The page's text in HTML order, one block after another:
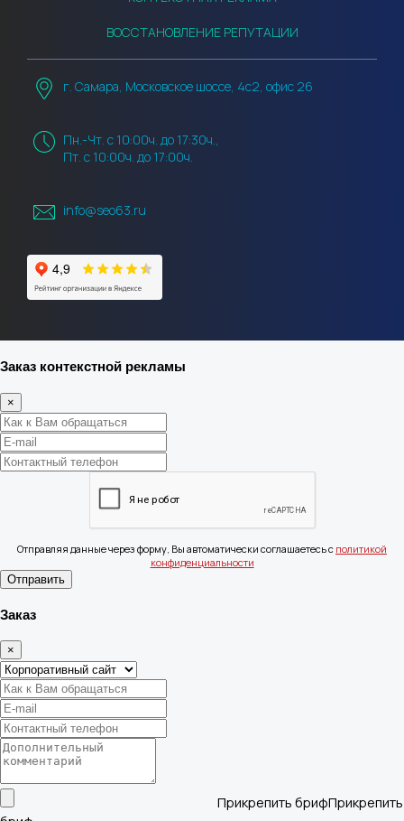
ВОССТАНОВЛЕНИЕ РЕПУТАЦИИ
г. Самара, Московское шоссе, 4с2, офис 26
Пн.-Чт. с 10:00ч. до 17:30ч.,
Пт. с 10:00ч. до 17:00ч.
info@seo63.ru
Заказ контекстной рекламы
×
Отправляя данные через форму, Вы автоматически соглашаетесь с политикой
конфиденциальности
Отправить
Заказ
×
Прикрепить бриф